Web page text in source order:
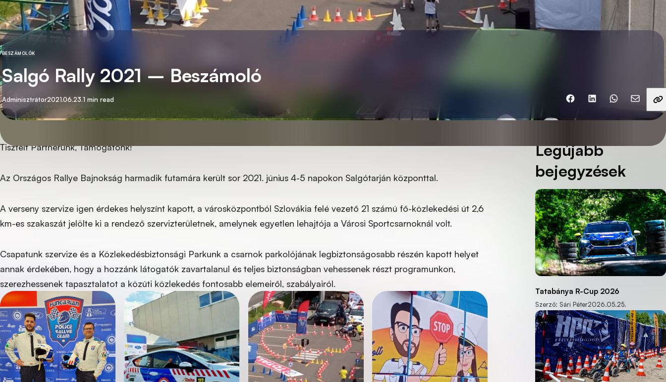
KATEGÓRIA
BESZÁMOLÓK
Salgó Rally 2021 – Beszámoló
By
AdminisztrátorKözzétett
2021.06.23.1 min read Ossza meg barátaival
Tisztelt Partnerünk, Támogatónk!
Az Országos Rallye Bajnokság harmadik futamára került sor 2021. június 4-5 napokon Salgótarján központtal.
A verseny szervize igen érdekes helyszínt kapott, a városközpontból Szlovákia felé vezető 21 számú fő-közlekedési út 2,6
km-es szakaszát jelölte ki a rendező szervizterületnek, amelynek egyetlen lehajtója a Városi Sportcsarnoknál volt.
Csapatunk szervize és a Közlekedésbiztonsági Parkunk a csarnok parkolójának legbiztonságosabb részén kapott helyet
annak érdekében, hogy a hozzánk látogatók zavartalanul és teljes biztonságban vehessenek részt programunkon,
szerezhessenek tapasztalatot a közúti közlekedés fontosabb elemeiről, szabályairól.
Legújabb
bejegyzések
Tatabánya R-Cup 2026
Szerző: Sári Péter2026.05.25.